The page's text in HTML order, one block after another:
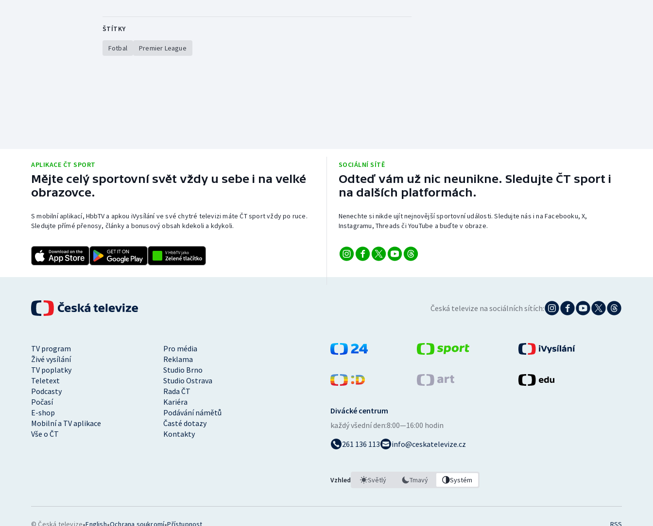
ŠTÍTKY
Fotbal Premier League
APLIKACE ČT SPORT
Mějte celý sportovní svět vždy u sebe i na velké
obrazovce.
S mobilní aplikací, HbbTV a apkou iVysílání ve své chytré televizi máte ČT sport vždy po ruce.
Sledujte přímé přenosy, články a bonusový obsah kdekoli a kdykoli.
SOCIÁLNÍ SÍTĚ
Odteď vám už nic neunikne. Sledujte ČT sport i
na dalších platformách.
Nenechte si nikde ujít nejnovější sportovní události. Sledujte nás i na Facebooku, X,
Instagramu, Threads či YouTube a buďte v obraze.
Česká televize na sociálních sítích:
TV program
Pro média
Živé vysílání
Reklama
TV poplatky
Studio Brno
Teletext
Studio Ostrava
Podcasty
Rada ČT
Počasí
Kariéra
E-shop
Podávání námětů
Mobilní a TV aplikace
Časté dotazy
Vše o ČT
Kontakty
Divácké centrum
každý všední den:8:00—16:00 hodin
261 136 113
info@ceskatelevize.cz
Vzhled Světlý Tmavý Systém
© Česká televize English Ochrana soukromí Přístupnost RSS